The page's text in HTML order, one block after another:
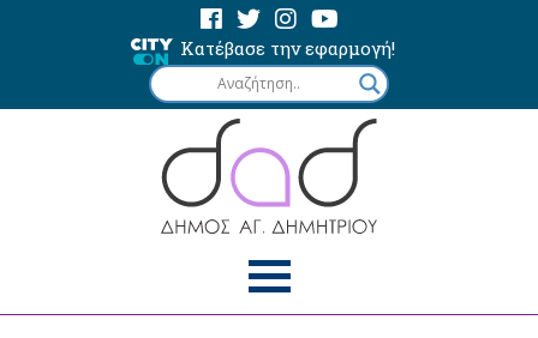
Κατέβασε την εφαρμογή!